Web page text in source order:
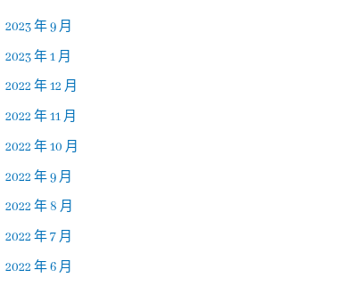
2023 年 9 月
2023 年 1 月
2022 年 12 月
2022 年 11 月
2022 年 10 月
2022 年 9 月
2022 年 8 月
2022 年 7 月
2022 年 6 月